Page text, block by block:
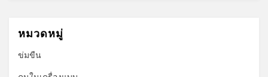
หมวดหมู่
ข่มขืน